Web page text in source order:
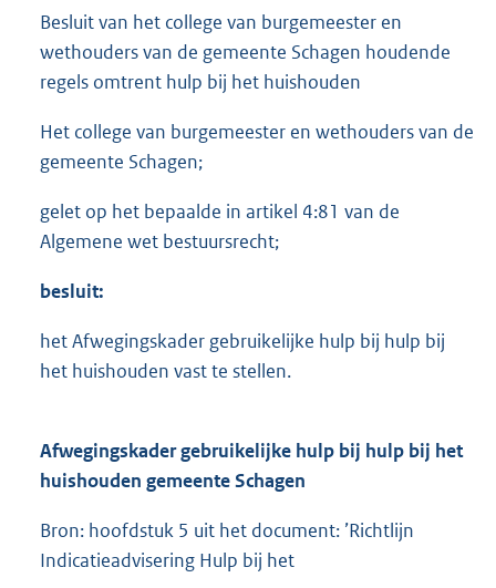
Besluit van het college van burgemeester en
wethouders van de gemeente Schagen houdende
regels omtrent hulp bij het huishouden
Het college van burgemeester en wethouders van de
gemeente Schagen;
gelet op het bepaalde in artikel 4:81 van de
Algemene wet bestuursrecht;
besluit:
het Afwegingskader gebruikelijke hulp bij hulp bij
het huishouden vast te stellen.
Afwegingskader gebruikelijke hulp bij hulp bij het
huishouden gemeente Schagen
Bron: hoofdstuk 5 uit het document: ’Richtlijn
Indicatieadvisering Hulp bij het